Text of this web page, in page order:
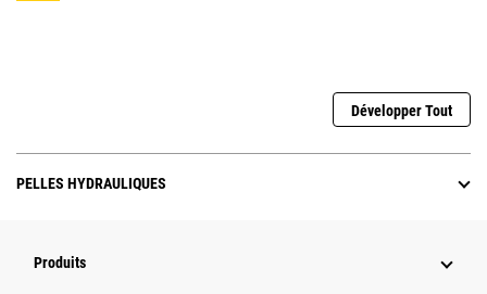
Développer Tout
PELLES HYDRAULIQUES
Produits